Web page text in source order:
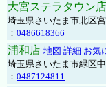
大宮ステラタウン店
埼玉県さいたま市北区
： 0486618366
浦和店 地図 詳細 お気
埼玉県さいたま市緑区
： 0487124811